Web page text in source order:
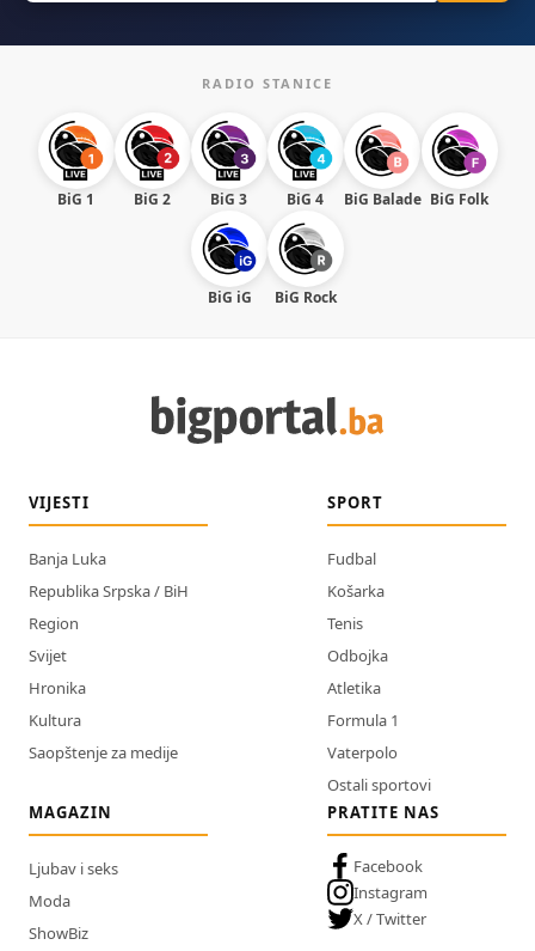
RADIO STANICE
BiG 1 BiG 2 BiG 3 BiG 4 BiG Balade BiG Folk
BiG iG BiG Rock
VIJESTI
Banja Luka
Republika Srpska / BiH
Region
Svijet
Hronika
Kultura
Saopštenje za medije
SPORT
Fudbal
Košarka
Tenis
Odbojka
Atletika
Formula 1
Vaterpolo
Ostali sportovi
MAGAZIN
Ljubav i seks
Moda
ShowBiz
PRATITE NAS
Facebook
Instagram
X / Twitter